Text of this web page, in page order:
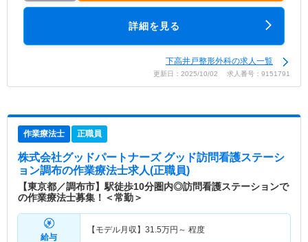
詳細を見る
下高井戸整形外科の求人一覧
更新日：2025/10/02 求人番号：9151791
作業療法士 正職員
株式会社グッドパートナーズ グッド訪問看護ステーシ
ョン調布の作業療法士求人(正職員)
【東京都／調布市】駅徒歩10分圏内◎訪問看護ステーションで
の作業療法士募集！＜常勤＞
給与
【モデル月収】 31.5万円～ 程度